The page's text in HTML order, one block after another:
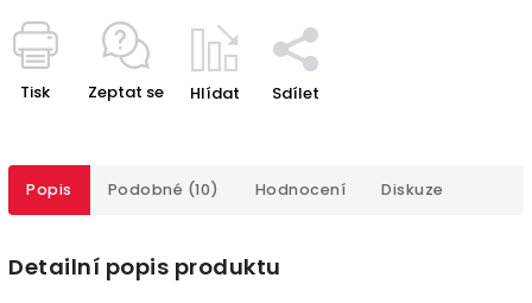
Tisk Zeptat se Hlídat Sdílet
Popis Podobné (10) Hodnocení Diskuze
Detailní popis produktu